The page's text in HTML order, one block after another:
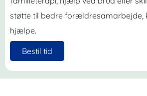
støtte til bedre forældresamarbejde,
hjælpe.
Bestil tid